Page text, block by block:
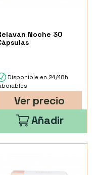
Noche 30
Disponible en 24/48h
Ver precio
Añadir